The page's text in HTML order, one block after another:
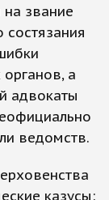
звание
а
адвокаты
ведомств.
казусы: